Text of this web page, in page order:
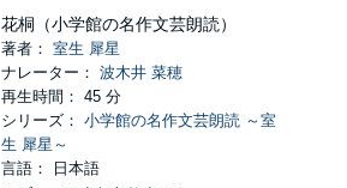
花桐（小学館の名作文芸朗読）
著者： 室生 犀星
ナレーター： 波木井 菜穂
再生時間： 45 分
シリーズ： 小学館の名作文芸朗読 ～室
生 犀星～
言語： 日本語